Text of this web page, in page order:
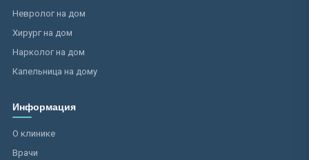
Невролог на дом
Хирург на дом
Нарколог на дом
Капельница на дому
Информация
О клинике
Врачи